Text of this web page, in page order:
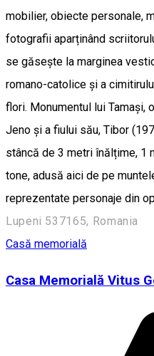
mobilier, obiecte personale,
fotografii aparținând
se găsește la marginea
romano-catolice și a
flori. Monumentul lui Tamași,
Jeno și a fiului său, Tibor
stâncă de 3 metri înălțime, 1
tone, adusă aici de pe
reprezentate personaje din
Lupeni 537165, Romania
Casă memorială
Casa Memorială Vitus